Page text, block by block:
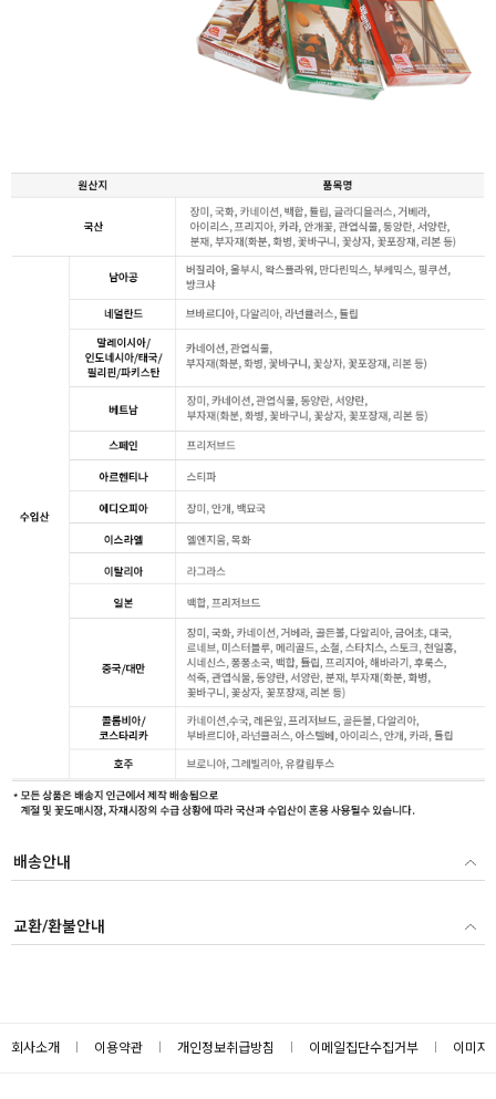
배송안내
교환/환불안내
회사소개 이용약관 개인정보취급방침 이메일집단수집거부 이미지